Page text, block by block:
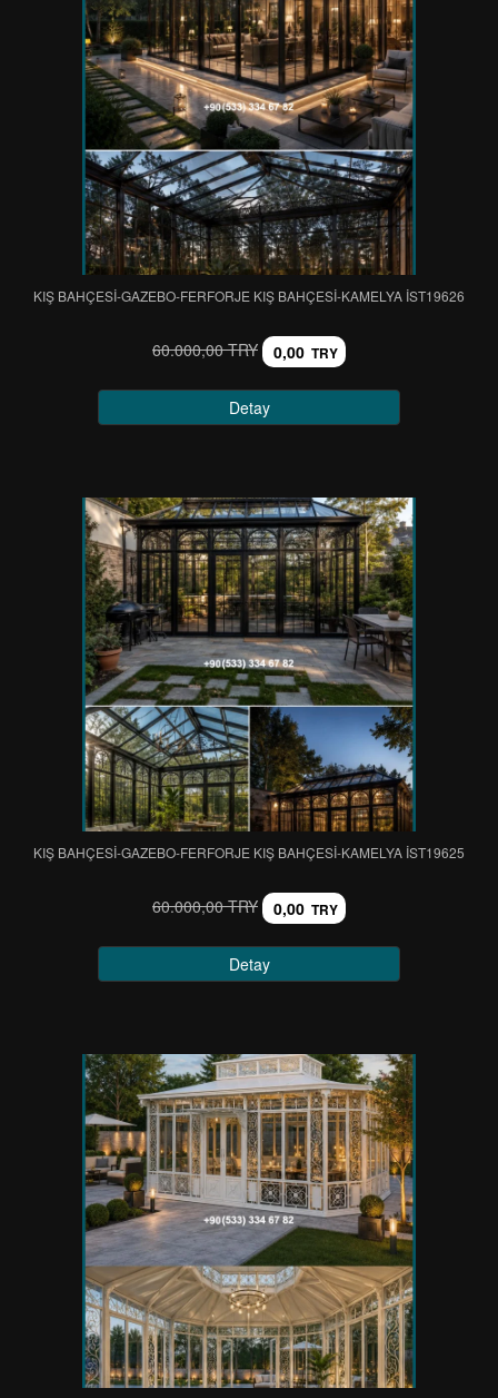
KIŞ BAHÇESİ-GAZEBO-FERFORJE KIŞ BAHÇESİ-KAMELYA IST19626
60.000,00 TRY 0,00 TRY
Detay
KIŞ BAHÇESİ-GAZEBO-FERFORJE KIŞ BAHÇESİ-KAMELYA IST19625
60.000,00 TRY 0,00 TRY
Detay